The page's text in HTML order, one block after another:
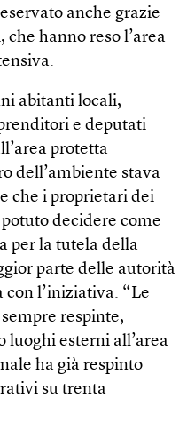
anche grazie
hanno reso l’area
abitanti locali,
e deputati
protetta
dell’ambiente stava
che i proprietari dei
decidere come
per la tutela della
parte delle autorità
l’iniziativa. “Le
respinte,
esterni all’area
ha già respinto
su trenta